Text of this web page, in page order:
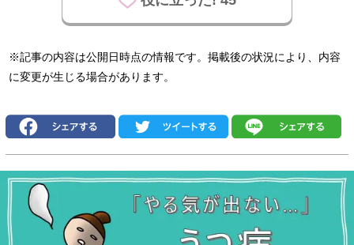
※記事の内容は公開日時点の情報です。掲載後の状況により、内容
に変更が生じる場合があります。